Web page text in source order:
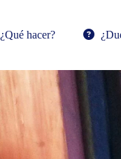
¿Qué hacer?